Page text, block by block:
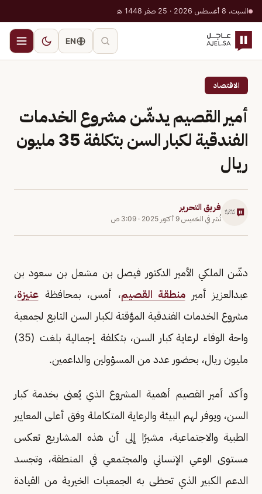
السبت، 8 أغسطس 2026 · 25 صفر 1448 هـ
EN
الاقتصاد
أمير القصيم يدشّن مشروع الخدمات
الفندقية لكبار السن بتكلفة 35 مليون
ريال
فريق التحرير
نُشر في الخميس 9 أكتوبر 2025 · 3:09 ص
دشّن الملكي الأمير الدكتور فيصل بن مشعل بن سعود بن
عبدالعزيز أمير منطقة القصيم، أمس، بمحافظة عنيزة،
مشروع الخدمات الفندقية المؤقتة لكبار السن التابع لجمعية
واحة الوفاء لرعاية كبار السن، بتكلفة إجمالية بلغت (35)
مليون ريال، بحضور عدد من المسؤولين والداعمين.
وأكد أمير القصيم أهمية المشروع الذي يُعنى بخدمة كبار
السن، ويوفر لهم البيئة والرعاية المتكاملة وفق أعلى المعايير
الطبية والاجتماعية، مشيرًا إلى أن هذه المشاريع تعكس
مستوى الوعي الإنساني والمجتمعي في المنطقة، وتجسد
الدعم الكبير الذي تحظى به الجمعيات الخيرية من القيادة